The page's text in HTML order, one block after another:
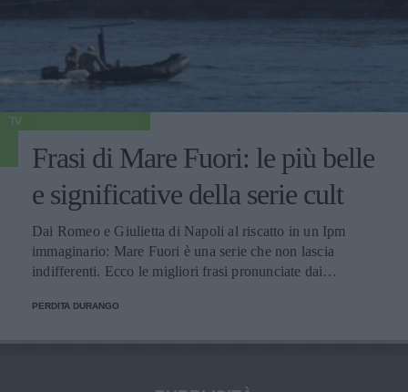
TV
Frasi di Mare Fuori: le più belle
e significative della serie cult
Dai Romeo e Giulietta di Napoli al riscatto in un Ipm
immaginario: Mare Fuori è una serie che non lascia
indifferenti. Ecco le migliori frasi pronunciate dai
PERDITA DURANGO